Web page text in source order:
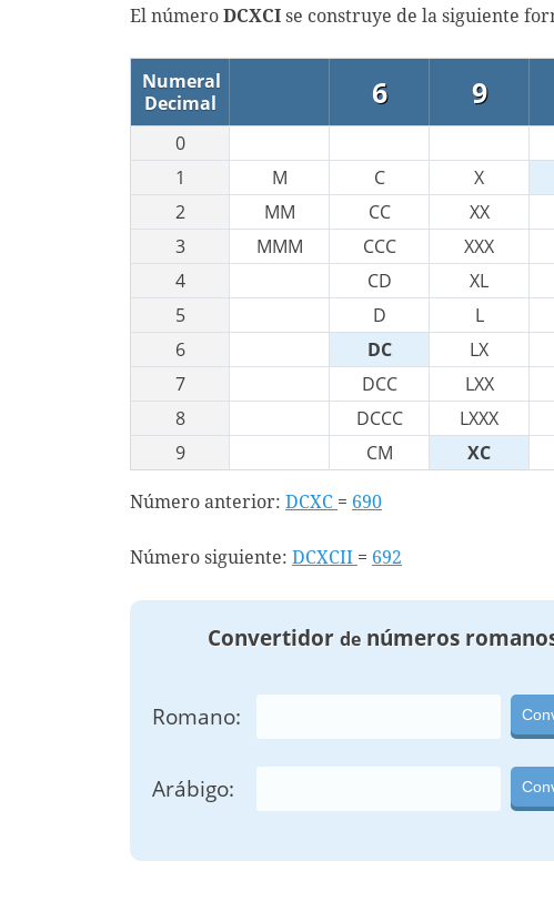
El número DCXCI se construye de la siguiente
Numeral
Decimal
6 9
0
1
M C X
2
MM CC XX
3
MMM CCC XXX
4
CD XL
5
D L
6
DC LX
7
DCC LXX
8
DCCC LXXX
9
CM XC
Número anterior: DCXC = 690
Número siguiente: DCXCII = 692
Convertidor denúmeros
Romano:
Arábigo: